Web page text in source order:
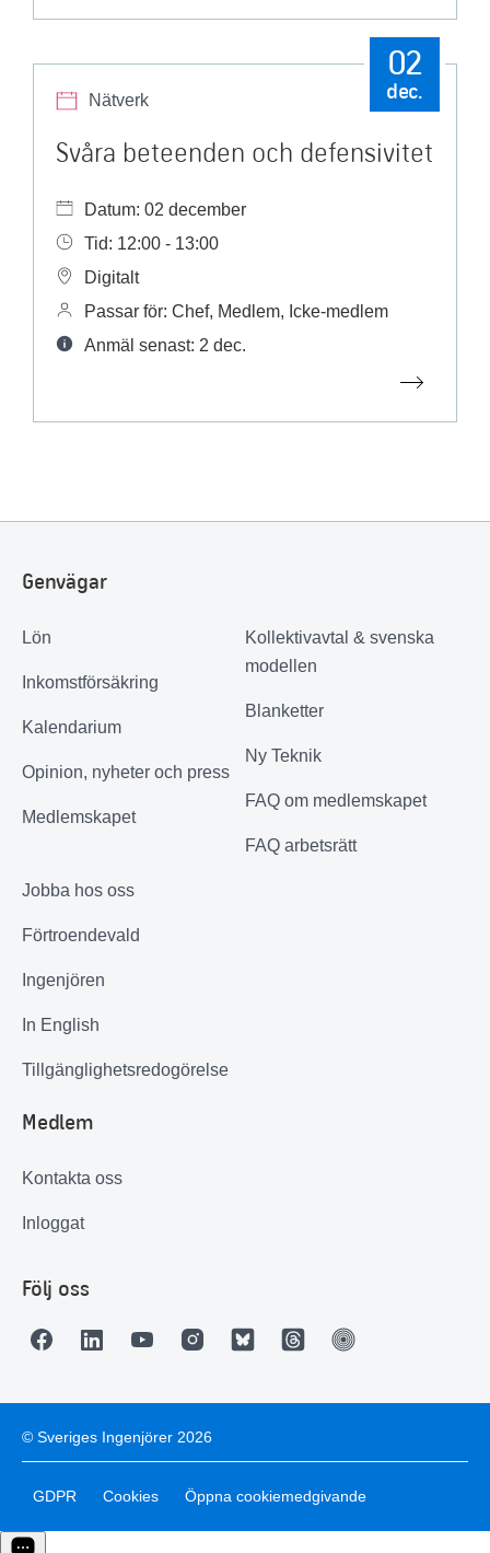
Nätverk
02
dec.
Svåra beteenden och defensivitet
Datum: 02 december
Tid: 12:00 - 13:00
Digitalt
Passar för: Chef, Medlem, Icke-medlem
Anmäl senast: 2 dec.
Genvägar
Lön
Inkomstförsäkring
Kalendarium
Opinion, nyheter och press
Medlemskapet
Kollektivavtal & svenska
modellen
Blanketter
Ny Teknik
FAQ om medlemskapet
FAQ arbetsrätt
Jobba hos oss
Förtroendevald
Ingenjören
In English
Tillgänglighetsredogörelse
Medlem
Kontakta oss
Inloggat
Följ oss
© Sveriges Ingenjörer 2026
GDPR Cookies Öppna cookiemedgivande